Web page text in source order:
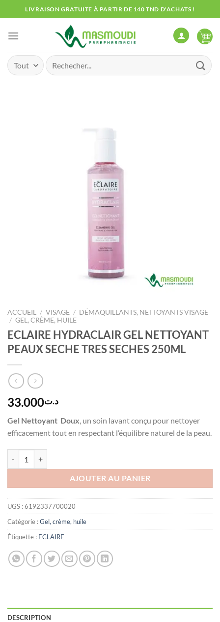
au
contenu
LIVRAISON GRATUITE À PARTIR DE 140 TND D'ACHATS !
Recherche
pour :
ACCUEIL / VISAGE / DÉMAQUILLANTS, NETTOYANTS VISAGE
/ GEL, CRÈME, HUILE
ECLAIRE HYDRACLAIR GEL NETTOYANT
PEAUX SECHE TRES SECHES 250ML
د.ت33.000
Gel Nettoyant Doux, un soin lavant conçu pour nettoyer
efficacement tout en respectant l’équilibre naturel de la peau.
AJOUTER AU PANIER
UGS :6192337700020
Catégorie :Gel, crème, huile
Étiquette : ECLAIRE
DESCRIPTION